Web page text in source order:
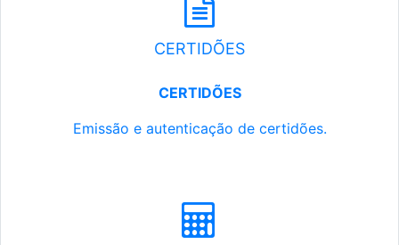
CERTIDÕES
CERTIDÕES
Emissão e autenticação de certidões.